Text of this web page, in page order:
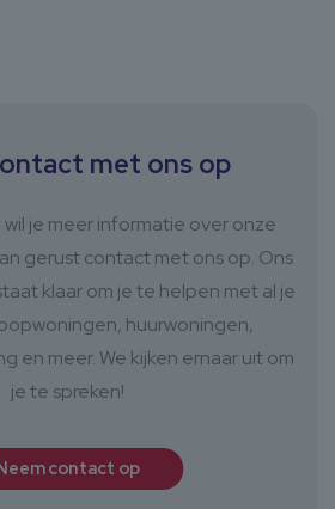
met ons op
je meer informatie over onze
gerust contact met ons op. Ons
klaar om je te helpen met al je
huurwoningen,
en meer. We kijken ernaar uit om
je te spreken!
contact op